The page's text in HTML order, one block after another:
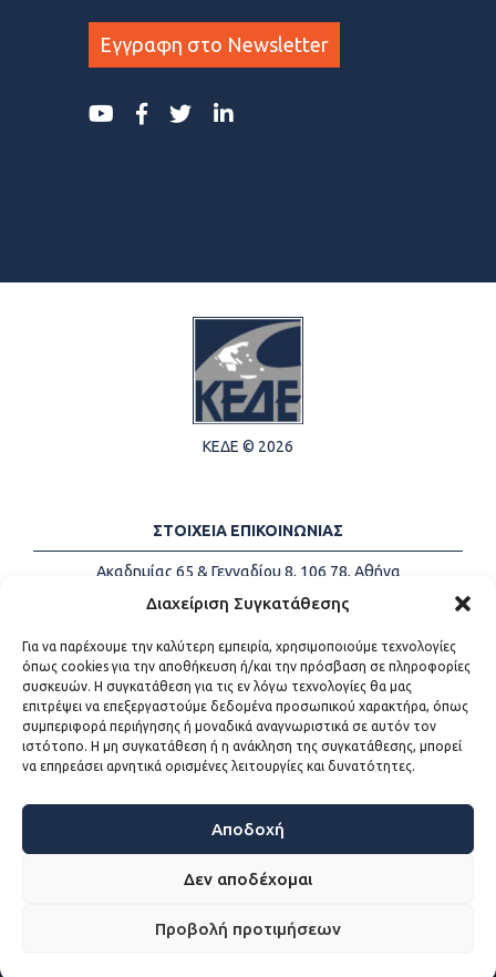
Διαχείριση Συγκατάθεσης
Για να παρέχουμε την καλύτερη εμπειρία, χρησιμοποιούμε τεχνολογίες
όπως cookies για την αποθήκευση ή/και την πρόσβαση σε πληροφορίες
συσκευών. Η συγκατάθεση για τις εν λόγω τεχνολογίες θα μας
επιτρέψει να επεξεργαστούμε δεδομένα προσωπικού χαρακτήρα, όπως
συμπεριφορά περιήγησης ή μοναδικά αναγνωριστικά σε αυτόν τον
ιστότοπο. Η μη συγκατάθεση ή η ανάκληση της συγκατάθεσης, μπορεί
να επηρεάσει αρνητικά ορισμένες λειτουργίες και δυνατότητες.
Αποδοχή
Δεν αποδέχομαι
Προβολή προτιμήσεων
Εγγραφη στο Newsletter
ΚΕΔΕ © 2026
ΣΤΟΙΧΕΙΑ ΕΠΙΚΟΙΝΩΝΙΑΣ
Ακαδημίας 65 & Γενναδίου 8, 106 78, Αθήνα
Τηλέφωνα:
+30 213-2147500
Email:
info@kede.gr
ΧΡΗΣΙΜΟΙ ΣΥΝΔΕΣΜΟΙ
Η ΚΕΔΕ
Sitemap
Προσβασιμότητα
Όροι χρήσης
WEB DEVELOPMENT BY ΕΓΚΡΙΤΟΣ GROUP - ΣΥΝΕΡΓΑΣΙΑ Α.Ε.